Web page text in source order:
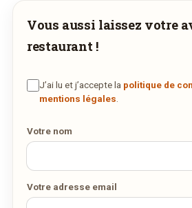
Vous aussi laissez votre
restaurant !
J’ai lu et j’accepte la politique de
mentions légales
Votre nom
Votre adresse email